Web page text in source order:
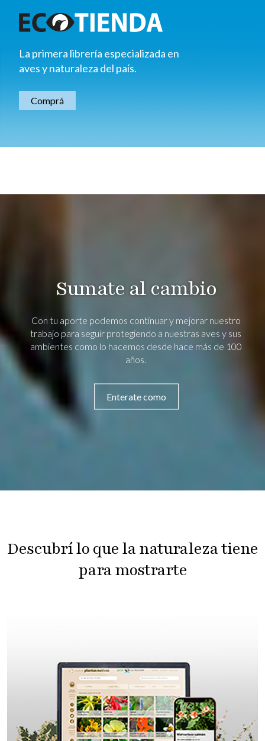
La primera librería especializada en
aves y naturaleza del país.
Comprá
Sumate al cambio
Con tu aporte podemos continuar y mejorar nuestro
trabajo para seguir protegiendo a nuestras aves y sus
ambientes como lo hacemos desde hace más de 100
años.
Enterate como
Descubrí lo que la naturaleza tiene
para mostrarte